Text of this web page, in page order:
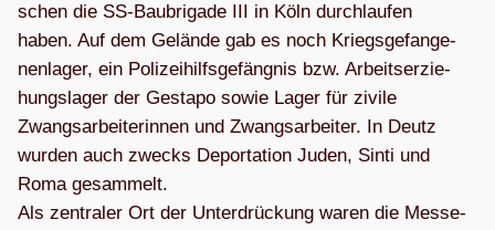
schen die SS-Bau­bri­gade III in Köln durch­lau­fen
haben. Auf dem Gelände gab es noch Kriegs­ge­fan­ge­
nen­la­ger, ein Poli­zei­hilfs­ge­fäng­nis bzw. Arbeits­er­zie­
hungs­la­ger der Gestapo sowie Lager für zivile
Zwangs­ar­bei­te­rin­nen und Zwangs­ar­bei­ter. In Deutz
wur­den auch zwecks Depor­ta­tion Juden, Sinti und
Roma gesam­melt.
Als zen­tra­ler Ort der Unter­drü­ckung waren die Mes­se­